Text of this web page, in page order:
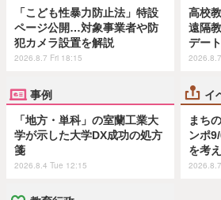
「こども性暴力防止法」特設
ページ公開…対象事業者や防
犯カメラ設置を解説
2026.8.7 Fri 18:15
高校
遠隔
デート
事例
「地方・単科」の室蘭工業大
学が示した大学DX成功の処方
箋
2026.8.4 Tue 12:15
イ
まち
ンポ
を考